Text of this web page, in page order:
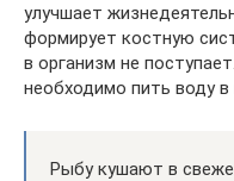
улучшает
формирует костную
в организм не
необходимо пить воду в
Рыбу кушают в